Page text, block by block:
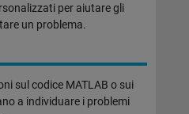
per aiutare gli
un problema.
sul codice MATLAB o sui
a individuare i problemi